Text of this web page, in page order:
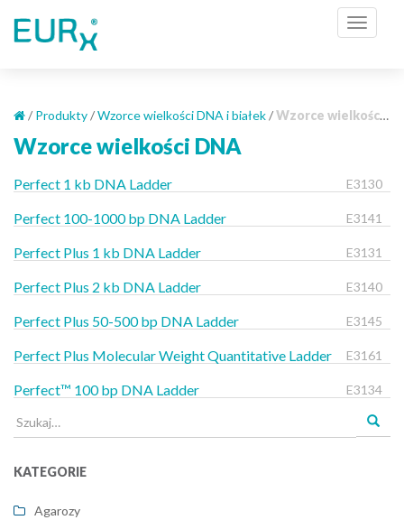
/ Produkty/Wzorce wielkości DNA i białek/Wzorce wielkości DNA
Wzorce wielkości DNA
Perfect 1 kb DNA Ladder E3130
Perfect 100-1000 bp DNA Ladder E3141
Perfect Plus 1 kb DNA Ladder E3131
Perfect Plus 2 kb DNA Ladder E3140
Perfect Plus 50-500 bp DNA Ladder E3145
Perfect Plus Molecular Weight Quantitative Ladder E3161
Perfect™ 100 bp DNA Ladder
E3134
Szukaj
dla:
KATEGORIE
Agarozy